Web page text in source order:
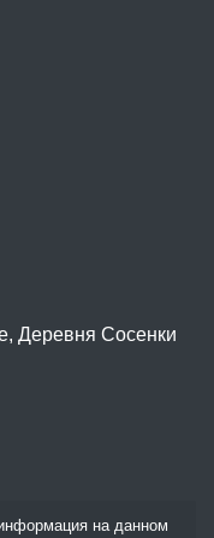
Деревня Сосенки
на данном